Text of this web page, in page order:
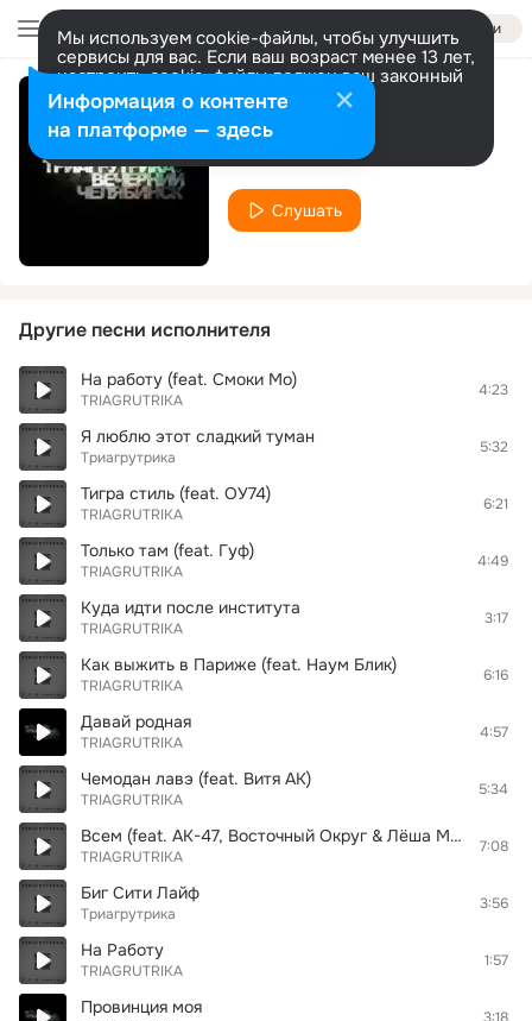
Войти
Мы используем cookie-файлы, чтобы улучшить
сервисы для вас. Если ваш возраст менее 13 лет,
настроить cookie-файлы должен ваш законный
представитель. Больше информации
Разрешить все Настроить
Биг сити лайф
TRIAGRUTRIKA
Слушать
Другие песни исполнителя
На работу (feat. Смоки Мо)
TRIAGRUTRIKA
4:23
Я люблю этот сладкий туман
Триагрутрика
5:32
Тигра стиль (feat. ОУ74)
TRIAGRUTRIKA
6:21
Только там (feat. Гуф)
TRIAGRUTRIKA
4:49
Куда идти после института
TRIAGRUTRIKA
3:17
Как выжить в Париже (feat. Наум Блик)
TRIAGRUTRIKA
6:16
Давай родная
TRIAGRUTRIKA
4:57
Чемодан лавэ (feat. Витя АК)
TRIAGRUTRIKA
5:34
Всем (feat. АК-47, Восточный Округ & Лёша Маэстро)
TRIAGRUTRIKA
7:08
Биг Сити Лайф
Триагрутрика
3:56
На Работу
TRIAGRUTRIKA
1:57
Провинция моя
Информация о контенте
на платформе — здесь